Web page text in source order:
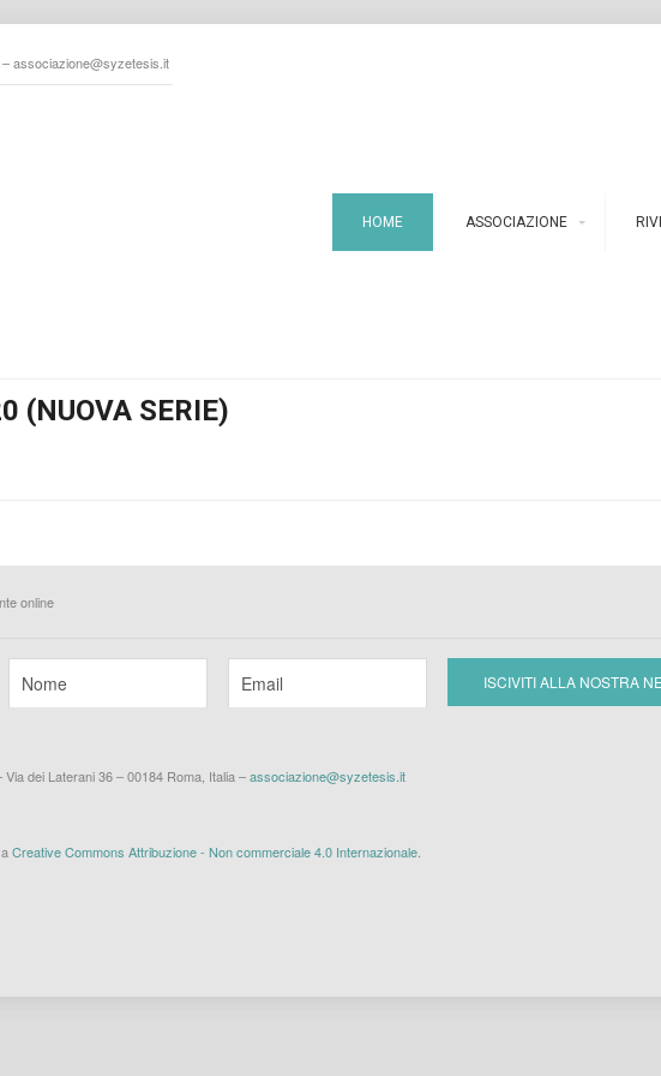
associazione@syzetesis.it
HOME ASSOCIAZIONE
(NUOVA SERIE)
online
dei Laterani 36 – 00184 Roma, Italia –associazione@syzetesis.it
Creative Commons Attribuzione - Non commerciale 4.0 Internazionale